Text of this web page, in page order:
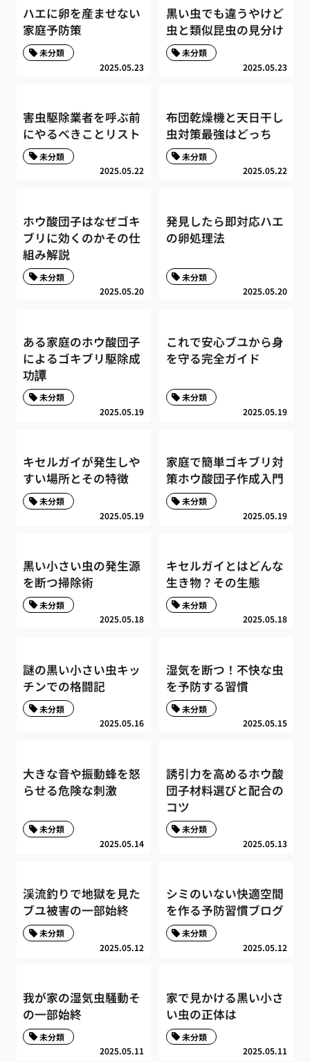
ハエに卵を産ませない
家庭予防策
2025.05.23
未分類
黒い虫でも違うやけど
虫と類似昆虫の見分け
2025.05.23
未分類
害虫駆除業者を呼ぶ前
にやるべきことリスト
2025.05.22
未分類
布団乾燥機と天日干し
虫対策最強はどっち
2025.05.22
未分類
ホウ酸団子はなぜゴキ
ブリに効くのかその仕
組み解説
2025.05.20
未分類
発見したら即対応ハエ
の卵処理法
2025.05.20
未分類
ある家庭のホウ酸団子
によるゴキブリ駆除成
功譚
2025.05.19
未分類
これで安心ブユから身
を守る完全ガイド
2025.05.19
未分類
キセルガイが発生しや
すい場所とその特徴
2025.05.19
未分類
家庭で簡単ゴキブリ対
策ホウ酸団子作成入門
2025.05.19
未分類
黒い小さい虫の発生源
を断つ掃除術
2025.05.18
未分類
キセルガイとはどんな
生き物？その生態
2025.05.18
未分類
謎の黒い小さい虫キッ
チンでの格闘記
2025.05.16
未分類
湿気を断つ！不快な虫
を予防する習慣
2025.05.15
未分類
大きな音や振動蜂を怒
らせる危険な刺激
2025.05.14
未分類
誘引力を高めるホウ酸
団子材料選びと配合の
コツ
2025.05.13
未分類
渓流釣りで地獄を見た
ブユ被害の一部始終
2025.05.12
未分類
シミのいない快適空間
を作る予防習慣ブログ
2025.05.12
未分類
我が家の湿気虫騒動そ
の一部始終
2025.05.11
未分類
家で見かける黒い小さ
い虫の正体は
2025.05.11
未分類